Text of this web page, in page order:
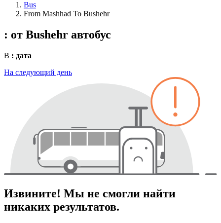
Bus
From Mashhad To Bushehr
: от Bushehr автобус
В : дата
На следующий день
Извините! Мы не смогли найти
никаких результатов.